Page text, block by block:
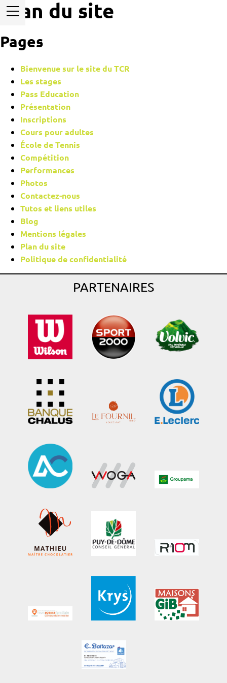
Plan du site
Pages
Bienvenue sur le site du TCR
Les stages
Pass Education
Présentation
Inscriptions
Cours pour adultes
École de Tennis
Compétition
Performances
Photos
Contactez-nous
Tutos et liens utiles
Blog
Mentions légales
Plan du site
Politique de confidentialité
PARTENAIRES